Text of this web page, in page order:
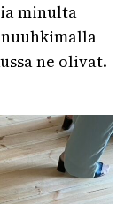
minulta
ne olivat.